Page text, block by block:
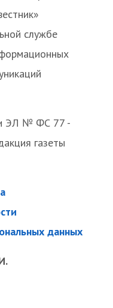
службе
ЭЛ № ФС 77 -
газеты
данных